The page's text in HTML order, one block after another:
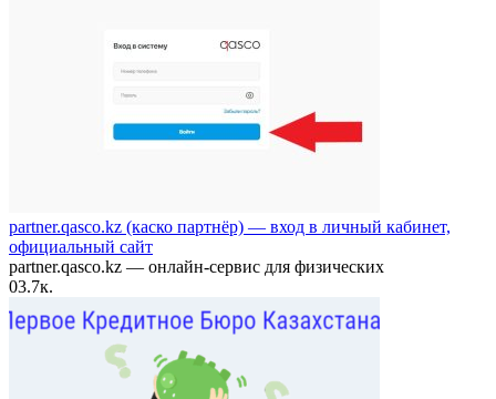
partner.qasco.kz (каско партнёр) — вход в личный кабинет,
официальный сайт
partner.qasco.kz — онлайн-сервис для физических
03.7к.